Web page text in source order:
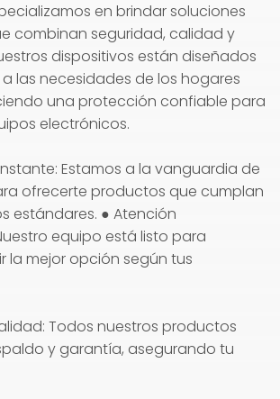
en brindar soluciones
combinan seguridad, calidad y
dispositivos están diseñados
las necesidades de los hogares
una protección confiable para
electrónicos.
Estamos a la vanguardia de
ofrecerte productos que cumplan
estándares. ● Atención
equipo está listo para
la mejor opción según tus
Todos nuestros productos
y garantía, asegurando tu